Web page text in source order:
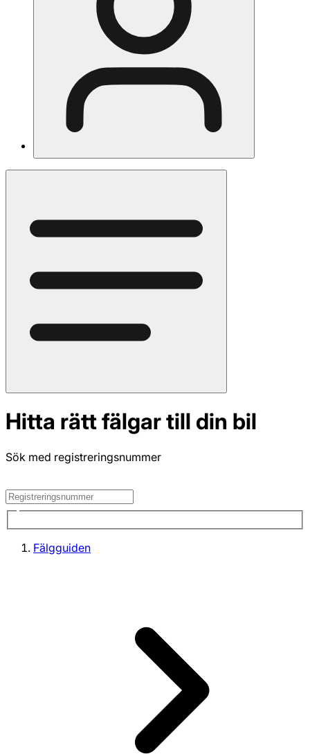
Hitta rätt fälgar till din bil
Sök med registreringsnummer
Fälgguiden